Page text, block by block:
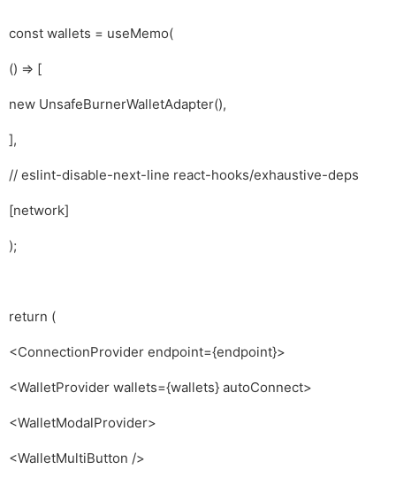
const wallets = useMemo(
() => [
new UnsafeBurnerWalletAdapter(),
],
// eslint-disable-next-line react-hooks/exhaustive-deps
[network]
);
return (
<ConnectionProvider endpoint={endpoint}>
<WalletProvider wallets={wallets} autoConnect>
<WalletModalProvider>
<WalletMultiButton />